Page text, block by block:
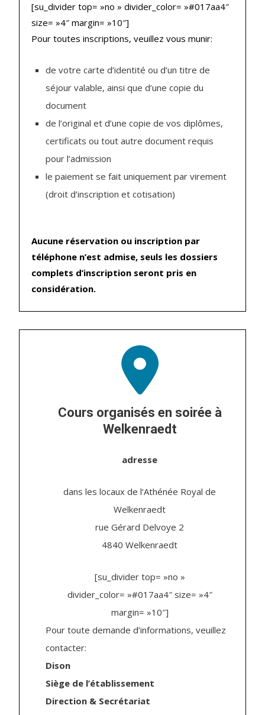
[su_divider top= »no » divider_color= »#017aa4″
size= »4″ margin= »10″]
Pour toutes inscriptions, veuillez vous munir:
de votre carte d’identité ou d’un titre de
séjour valable, ainsi que d’une copie du
document
de l’original et d’une copie de vos diplômes,
certificats ou tout autre document requis
pour l’admission
le paiement se fait uniquement par virement
(droit d’inscription et cotisation)
Aucune réservation ou inscription par
téléphone n’est admise, seuls les dossiers
complets d’inscription seront pris en
considération.
Cours organisés en soirée à
Welkenraedt
adresse
dans les locaux de l’Athénée Royal de
Welkenraedt
rue Gérard Delvoye 2
4840 Welkenraedt
[su_divider top= »no »
divider_color= »#017aa4″ size= »4″
margin= »10″]
Pour toute demande d’informations, veuillez
contacter:
Dison
Siège de l’établissement
Direction & Secrétariat